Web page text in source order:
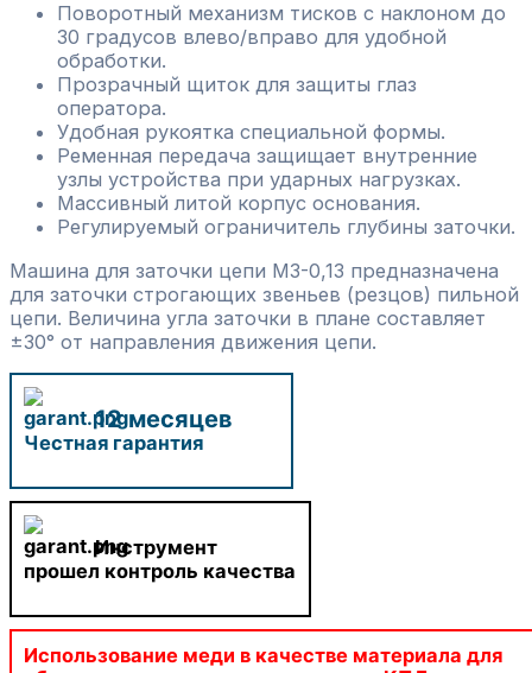
Поворотный механизм тисков с наклоном до
30 градусов влево/вправо для удобной
обработки.
Прозрачный щиток для защиты глаз
оператора.
Удобная рукоятка специальной формы.
Ременная передача защищает внутренние
узлы устройства при ударных нагрузках.
Массивный литой корпус основания.
Регулируемый ограничитель глубины заточки.
Машина для заточки цепи МЗ-0,13 предназначена
для заточки строгающих звеньев (резцов) пильной
цепи. Величина угла заточки в плане составляет
±30° от направления движения цепи.
12 месяцев
Честная гарантия
Инструмент
прошел контроль качества
Использование меди в качестве материала для